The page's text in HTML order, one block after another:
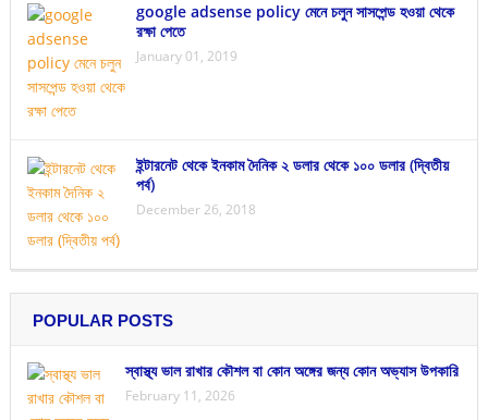
google adsense policy মেনে চলুন সাসপেন্ড হওয়া থেকে
রক্ষা পেতে
January 01, 2019
ইন্টারনেট থেকে ইনকাম দৈনিক ২ ডলার থেকে ১০০ ডলার (দ্বিতীয়
পর্ব)
December 26, 2018
POPULAR POSTS
স্বাস্থ্য ভাল রাখার কৌশল বা কোন অঙ্গের জন্য কোন অভ্যাস উপকারি
February 11, 2026